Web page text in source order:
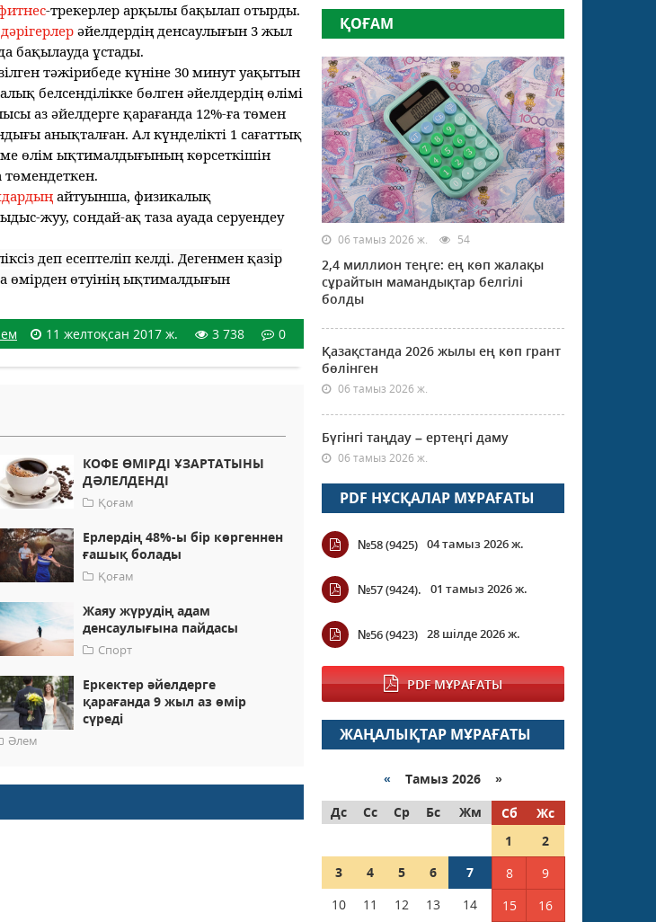
-трекерлер арқылы бақылап отырды.
дәрігерлер әйелдердің денсаулығын 3 жыл
бақылауда ұстады.
тәжірибеде күніне 30 минут уақытын
белсенділікке бөлген әйелдердің өлімі
аз әйелдерге қарағанда 12%-ға төмен
анықталған. Ал күнделікті 1 сағаттық
өлім ықтималдығының көрсеткішін
төмендеткен.
айтуынша, физикалық
жуу, сондай-ақ таза ауада серуендеу
деп есептеліп келді. Дегенмен қазір
өмірден өтуінің ықтималдығын
11 желтоқсан 2017 ж. 3 738 0
КОФЕ ӨМІРДІ ҰЗАРТАТЫНЫ
ДӘЛЕЛДЕНДІ
Қоғам
Ерлердің 48%-ы бір көргеннен
ғашық болады
Қоғам
Жаяу жүрудің адам
денсаулығына пайдасы
Спорт
Еркектер әйелдерге
қарағанда 9 жыл аз өмір
сүреді
Әлем
ҚОҒАМ
06 тамыз 2026 ж. 54
2,4 миллион теңге: ең көп жалақы
сұрайтын мамандықтар белгілі
болды
Қазақстанда 2026 жылы ең көп грант
бөлінген
06 тамыз 2026 ж.
Бүгінгі таңдау – ертеңгі даму
06 тамыз 2026 ж.
PDF НҰСҚАЛАР МҰРАҒАТЫ
№58 (9425) 04 тамыз 2026 ж.
№57 (9424). 01 тамыз 2026 ж.
№56 (9423) 28 шілде 2026 ж.
PDF МҰРАҒАТЫ
ЖАҢАЛЫҚТАР МҰРАҒАТЫ
« Тамыз 2026 »
Дс
Сс Ср Бс Жм Сб
Жс
1
2
3
4 5 6 7 8
9
10
11 12 13 14 15 16